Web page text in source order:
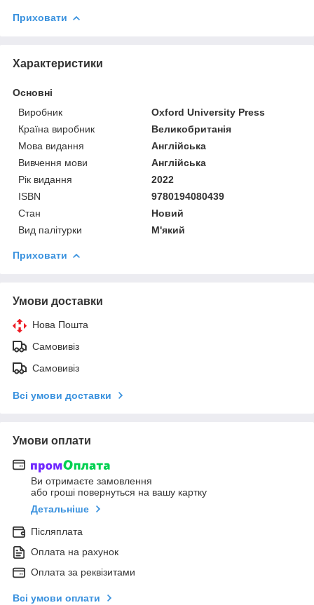
Приховати
Характеристики
Основні
Виробник
Oxford University Press
Країна виробник
Великобританія
Мова видання
Англійська
Вивчення мови
Англійська
Рік видання
2022
ISBN
9780194080439
Стан
Новий
Вид палітурки
М'який
Приховати
Умови доставки
Нова Пошта
Самовивіз
Самовивіз
Всі умови доставки
Умови оплати
Ви отримаєте замовлення
або гроші повернуться на вашу картку
Детальніше
Післяплата
Оплата на рахунок
Оплата за реквізитами
Всі умови оплати